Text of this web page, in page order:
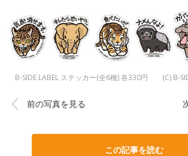
B-SIDE LABEL ステッカー(全6種) 各330円 (C) B-
前の写真を見る
この記事を読む